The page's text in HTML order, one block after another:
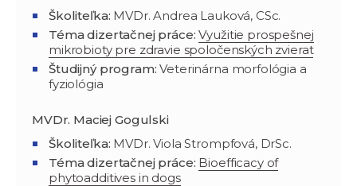
Školiteľka: MVDr. Andrea Lauková, CSc.
Téma dizertačnej práce: Využitie prospešnej
mikrobioty pre zdravie spoločenských zvierat
Študijný program: Veterinárna morfológia a
fyziológia
MVDr. Maciej Gogulski
Školiteľka: MVDr. Viola Strompfová, DrSc.
Téma dizertačnej práce: Bioefficacy of
phytoadditives in dogs